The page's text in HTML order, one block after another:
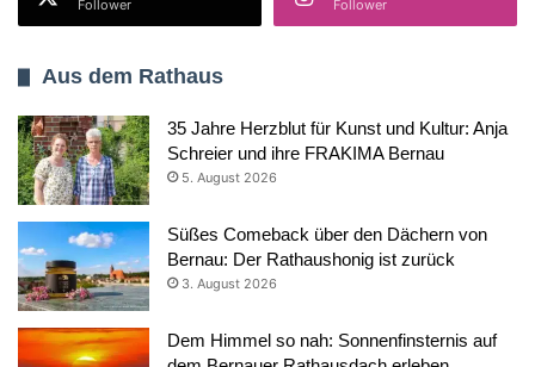
Follower Follower
Aus dem Rathaus
35 Jahre Herzblut für Kunst und Kultur: Anja
Schreier und ihre FRAKIMA Bernau
5. August 2026
Süßes Comeback über den Dächern von
Bernau: Der Rathaushonig ist zurück
3. August 2026
Dem Himmel so nah: Sonnenfinsternis auf